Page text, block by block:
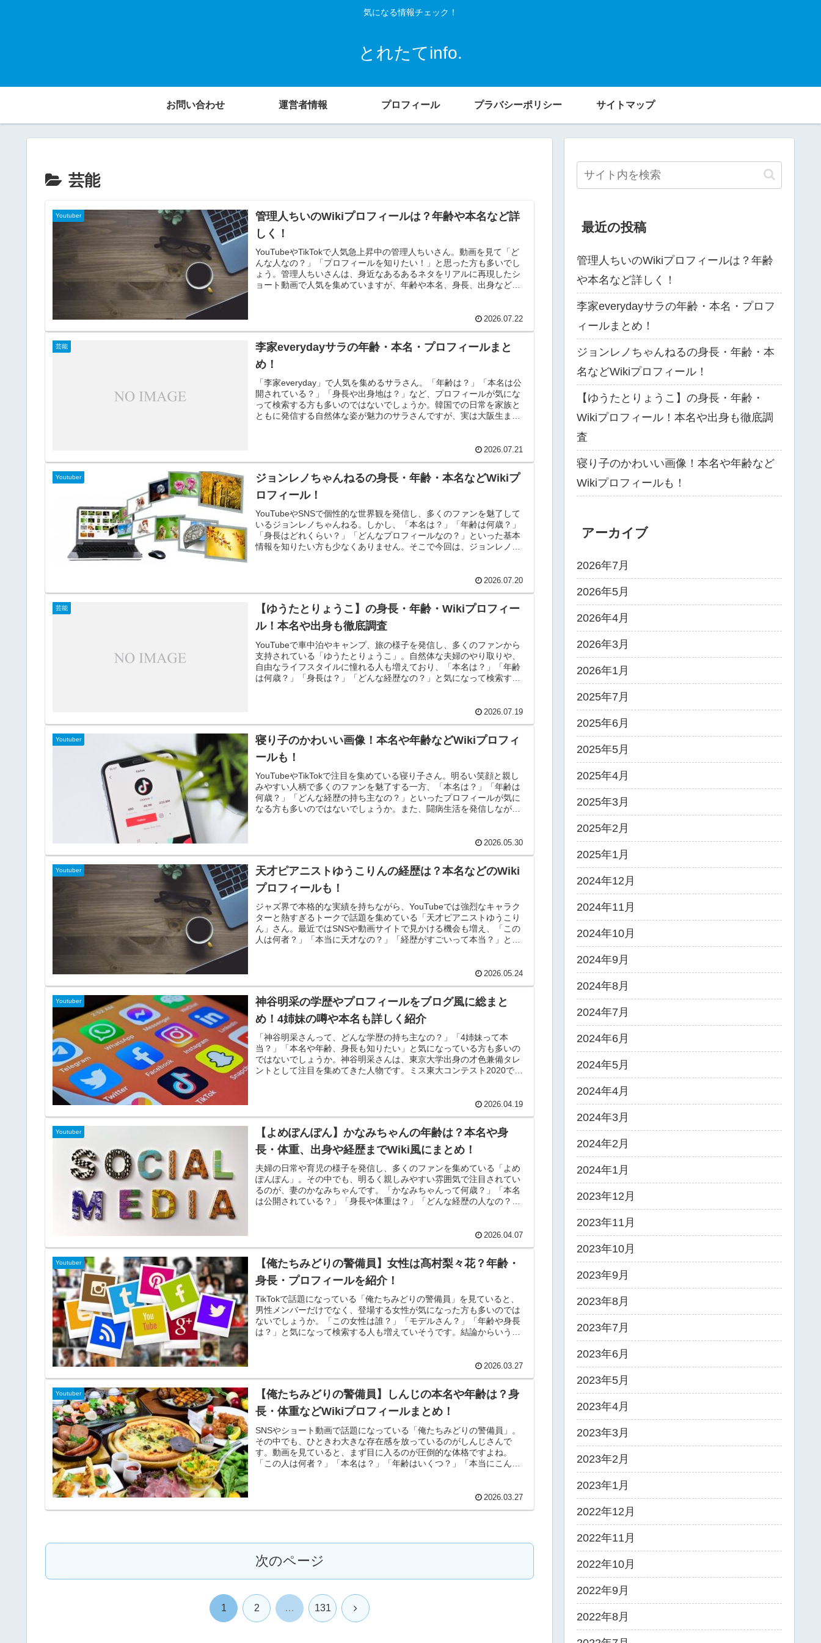
気になる情報チェック！
とれたてinfo.
お問い合わせ 運営者情報 プロフィール プラバシーポリシー サイトマップ
芸能
Youtuber
管理人ちいのWikiプロフィールは？年齢や本名など詳
しく！
YouTubeやTikTokで人気急上昇中の管理人ちいさん。動画を見て「ど
んな人なの？」「プロフィールを知りたい！」と思った方も多いでし
ょう。管理人ちいさんは、身近なあるあるネタをリアルに再現したシ
ョート動画で人気を集めていますが、年齢や本名、身長、出身などは
2026.07.22
芸能
李家everydayサラの年齢・本名・プロフィールまと
め！
「李家everyday」で人気を集めるサラさん。「年齢は？」「本名は公
開されている？」「身長や出身地は？」など、プロフィールが気にな
って検索する方も多いのではないでしょうか。韓国での日常を家族と
ともに発信する自然体な姿が魅力のサラさんですが、実は大阪生まれ
プロフィールを、公開情報をもとに分かりやすく詳しくご紹介しま
2026.07.21
Youtuber
ジョンレノちゃんねるの身長・年齢・本名などWikiプ
ロフィール！
YouTubeやSNSで個性的な世界観を発信し、多くのファンを魅了して
いるジョンレノちゃんねる。しかし、「本名は？」「年齢は何歳？」
「身長はどれくらい？」「どんなプロフィールなの？」といった基本
情報を知りたい方も少なくありません。そこで今回は、ジョンレノち
2026.07.20
芸能
【ゆうたとりょうこ】の身長・年齢・Wikiプロフィー
ル！本名や出身も徹底調査
YouTubeで車中泊やキャンプ、旅の様子を発信し、多くのファンから
支持されている「ゆうたとりょうこ」。自然体な夫婦のやり取りや、
自由なライフスタイルに憧れる人も増えており、「本名は？」「年齢
は何歳？」「身長は？」「どんな経歴なの？」と気になって検索する
について、公開されている情報をもとに詳しくまとめました。さら
ている理由についてもわかりやすく解説しています。「ゆうたとりょ
うこのプロフィールを詳しく知りたい」「どんな人生を歩んできた夫
婦なのか知りたい」という方は、ぜひ最後までご覧ください。
2026.07.19
Youtuber
寝り子のかわいい画像！本名や年齢などWikiプロフィ
ールも！
YouTubeやTikTokで注目を集めている寝り子さん。明るい笑顔と親し
みやすい人柄で多くのファンを魅了する一方、「本名は？」「年齢は
何歳？」「どんな経歴の持ち主なの？」といったプロフィールが気に
なる方も多いのではないでしょうか。また、闘病生活を発信しながら
かわいいと評判の理由まで、ネット上で公開されている情報をもとに
2026.05.30
Youtuber
天才ピアニストゆうこりんの経歴は？本名などのWiki
プロフィールも！
ジャズ界で本格的な実績を持ちながら、YouTubeでは強烈なキャラク
ターと熱すぎるトークで話題を集めている「天才ピアニストゆうこり
ん」さん。最近ではSNSや動画サイトで見かける機会も増え、「この
人は何者？」「本当に天才なの？」「経歴がすごいって本当？」と気
んな経歴の持ち主？など、プロフィール面に興味を持つ人が多いよう
Wiki プロフィール」と検索する人向けに、ゆうこりんさんの本名や年
齢、出身地、経歴、受賞歴などを徹底的にまとめました。ネット上の
情報をもとに、できるだけわかりやすく整理しているので、ぜひ最後
までチェックしてみてください。
2026.05.24
Youtuber
神谷明采の学歴やプロフィールをブログ風に総まと
め！4姉妹の噂や本名も詳しく紹介
「神谷明采さんって、どんな学歴の持ち主なの？」「4姉妹って本
当？」「本名や年齢、身長も知りたい」と気になっている方も多いの
ではないでしょうか。神谷明采さんは、東京大学出身の才色兼備タレ
ントとして注目を集めてきた人物です。ミス東大コンテスト2020でグ
た。現在は芸能活動だけでなく、大学院での学びや社会課題に関する
について、学歴・本名・年齢・出身・身長・Wiki風プロフィール・4姉
妹説まで、検索されやすいポイントをひとつずつ整理していきます。
2026.04.19
Youtuber
【よめぽんぽん】かなみちゃんの年齢は？本名や身
長・体重、出身や経歴までWiki風にまとめ！
夫婦の日常や育児の様子を発信し、多くのファンを集めている「よめ
ぽんぽん」。その中でも、明るく親しみやすい雰囲気で注目されてい
るのが、妻のかなみちゃんです。「かなみちゃんって何歳？」「本名
は公開されている？」「身長や体重は？」「どんな経歴の人なの？」
の年齢、本名、身長・体重、出身地、Wiki風プロフィール、経歴ま
で、ブログ風にわかりやすくまとめました。
2026.04.07
Youtuber
【俺たちみどりの警備員】女性は髙村梨々花？年齢・
身長・プロフィールを紹介！
TikTokで話題になっている「俺たちみどりの警備員」を見ていると、
男性メンバーだけでなく、登場する女性が気になった方も多いのでは
ないでしょうか。「この女性は誰？」「モデルさん？」「年齢や身長
は？」と気になって検索する人も増えていそうです。結論からいう
備 女性社員」という出演歴が掲載されており、プロフィール情報もい
くつか確認できます。ここからは、髙村梨々花さんの年齢・身長・出
身・プロフィール・活動歴を、ブログ記事としてそのまま使いやすい
形でまとめていきます。
2026.03.27
Youtuber
【俺たちみどりの警備員】しんじの本名や年齢は？身
長・体重などWikiプロフィールまとめ！
SNSやショート動画で話題になっている「俺たちみどりの警備員」。
その中でも、ひときわ大きな存在感を放っているのがしんじさんで
す。動画を見ていると、まず目に入るのが圧倒的な体格ですよね。
「この人は何者？」「本名は？」「年齢はいくつ？」「本当にこんな
齢、身長・体重、出身、Wiki風プロフィール、これまでの経歴まで、
2026.03.27
次のページ
1 2 … 131 次
最近の投稿
管理人ちいのWikiプロフィールは？年齢
や本名など詳しく！
李家everydayサラの年齢・本名・プロフ
ィールまとめ！
ジョンレノちゃんねるの身長・年齢・本
名などWikiプロフィール！
【ゆうたとりょうこ】の身長・年齢・
Wikiプロフィール！本名や出身も徹底調
査
寝り子のかわいい画像！本名や年齢など
Wikiプロフィールも！
アーカイブ
2026年7月
2026年5月
2026年4月
2026年3月
2026年1月
2025年7月
2025年6月
2025年5月
2025年4月
2025年3月
2025年2月
2025年1月
2024年12月
2024年11月
2024年10月
2024年9月
2024年8月
2024年7月
2024年6月
2024年5月
2024年4月
2024年3月
2024年2月
2024年1月
2023年12月
2023年11月
2023年10月
2023年9月
2023年8月
2023年7月
2023年6月
2023年5月
2023年4月
2023年3月
2023年2月
2023年1月
2022年12月
2022年11月
2022年10月
2022年9月
2022年8月